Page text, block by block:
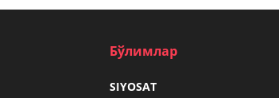
Бўлимлар
SIYOSAT